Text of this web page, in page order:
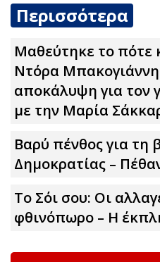
Περισσότερα
Μαθεύτηκε το πότε
Ντόρα
αποκάλυψη για τον
με την Μαρία
Βαρύ πένθος για τη
Δημοκρατίας –
Το Σόι σου: Οι
φθινόπωρο – Η